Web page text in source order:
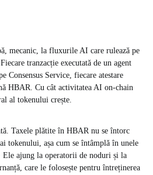
mecanic, la fluxurile AI care rulează pe
tranzacție executată de un agent
Consensus Service, fiecare atestare
HBAR. Cu cât activitatea AI on-chain
al tokenului crește.
Taxele plătite în HBAR nu se întorc
tokenului, așa cum se întâmplă în unele
ajung la operatorii de noduri și la
care le folosește pentru întreținerea